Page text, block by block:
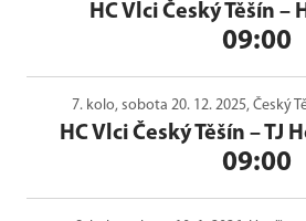
HC Vlci Český Těšín –
09:00
7. kolo, sobota 20. 12. 2025, Český
HC Vlci Český Těšín –TJ
09:00